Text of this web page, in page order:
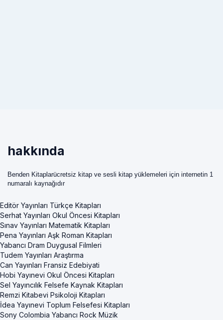
hakkında
Benden Kitaplarücretsiz kitap ve sesli kitap yüklemeleri için internetin 1
numaralı kaynağıdır
Editör Yayınları Türkçe Kitapları
Serhat Yayınları Okul Öncesi Kitapları
Sınav Yayınları Matematik Kitapları
Pena Yayınları Aşk Roman Kitapları
Yabancı Dram Duygusal Filmleri
Tudem Yayınları Araştırma
Can Yayınları Fransiz Edebiyati
Hobi Yayınevi Okul Öncesi Kitapları
Sel Yayıncılık Felsefe Kaynak Kitapları
Remzi Kitabevi Psikoloji Kitapları
İdea Yayınevi Toplum Felsefesi Kitapları
Sony Colombia Yabancı Rock Müzik